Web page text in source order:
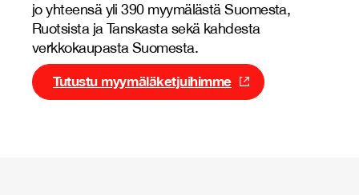
jo yhteensä yli 390 myymälästä Suomesta,
Ruotsista ja Tanskasta sekä kahdesta
verkkokaupasta Suomesta.
Tutustu myymäläketjuihimme